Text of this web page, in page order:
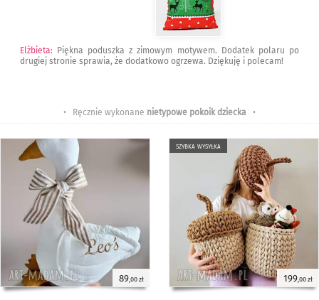
Elżbieta: Piękna poduszka z zimowym motywem. Dodatek polaru po
drugiej stronie sprawia, że dodatkowo ogrzewa. Dziękuję i polecam!
• Ręcznie wykonane nietypowe pokoik dziecka •
89,00 zł
szybka wysyłka
199,00 zł